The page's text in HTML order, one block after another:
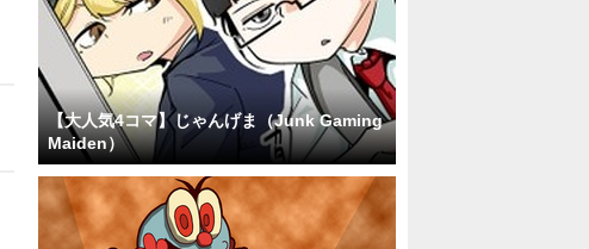
【大人気4コマ】じゃんげま（Junk Gaming
Maiden）